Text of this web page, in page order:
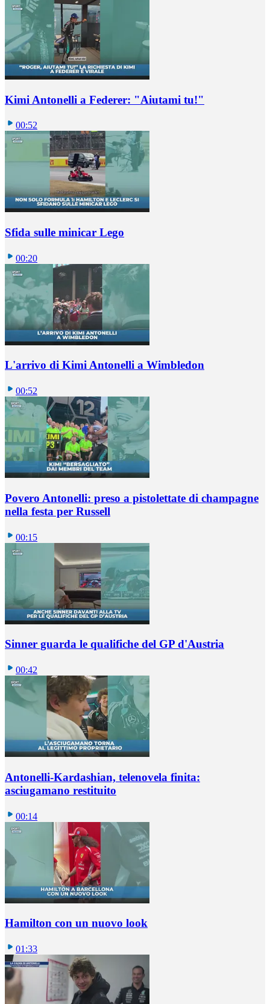
Kimi Antonelli a Federer: "Aiutami tu!"
00:52
Sfida sulle minicar Lego
00:20
L'arrivo di Kimi Antonelli a Wimbledon
00:52
Povero Antonelli: preso a pistolettate di champagne
nella festa per Russell
00:15
Sinner guarda le qualifiche del GP d'Austria
00:42
Antonelli-Kardashian, telenovela finita:
asciugamano restituito
00:14
Hamilton con un nuovo look
01:33